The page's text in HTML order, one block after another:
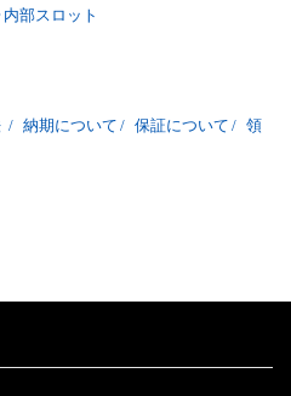
部スロット
/ 納期について / 保証について / 領